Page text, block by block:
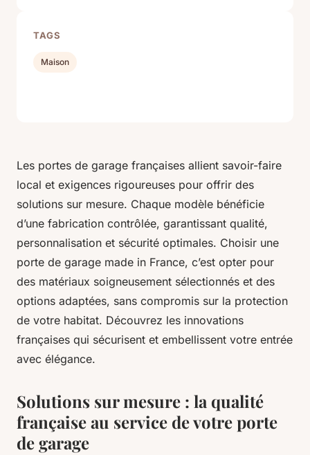
Les portes de garage françaises allient savoir-faire
local et exigences rigoureuses pour offrir des
solutions sur mesure. Chaque modèle bénéficie
d’une fabrication contrôlée, garantissant qualité,
personnalisation et sécurité optimales. Choisir une
porte de garage made in France, c’est opter pour
des matériaux soigneusement sélectionnés et des
options adaptées, sans compromis sur la protection
de votre habitat. Découvrez les innovations
françaises qui sécurisent et embellissent votre entrée
avec élégance.
Solutions sur mesure : la qualité
française au service de votre porte
de garage
TAGS
Maison